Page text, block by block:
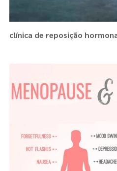
clínica de reposição